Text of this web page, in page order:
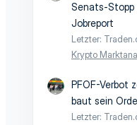
Senats-
Jobreport
Letzter:
Krypto
PFOF-Verbot
baut sein
Letzter: